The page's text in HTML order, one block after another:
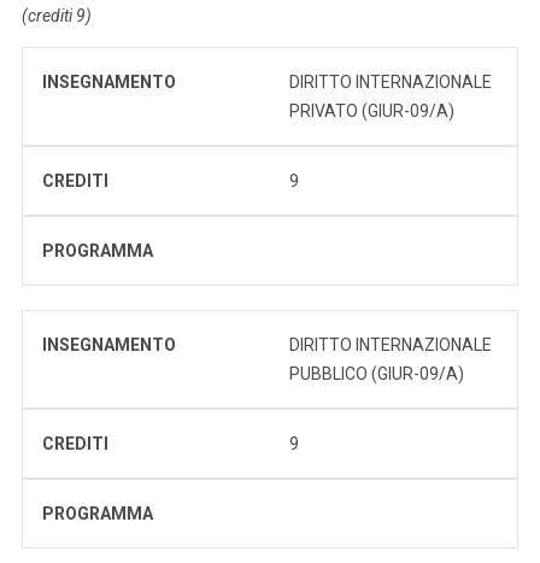
(crediti 9)
INSEGNAMENTO
DIRITTO INTERNAZIONALE
PRIVATO (GIUR-09/A)
CREDITI 9
PROGRAMMA
INSEGNAMENTO
DIRITTO INTERNAZIONALE
PUBBLICO (GIUR-09/A)
CREDITI 9
PROGRAMMA